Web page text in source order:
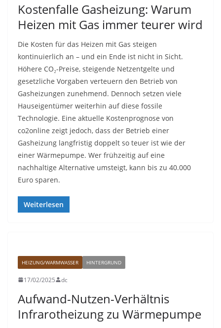
Kostenfalle Gasheizung: Warum
Heizen mit Gas immer teurer wird
Die Kosten für das Heizen mit Gas steigen
kontinuierlich an – und ein Ende ist nicht in Sicht.
Höhere CO₂-Preise, steigende Netzentgelte und
gesetzliche Vorgaben verteuern den Betrieb von
Gasheizungen zunehmend. Dennoch setzen viele
Hauseigentümer weiterhin auf diese fossile
Technologie. Eine aktuelle Kostenprognose von
co2online zeigt jedoch, dass der Betrieb einer
Gasheizung langfristig doppelt so teuer ist wie der
einer Wärmepumpe. Wer frühzeitig auf eine
nachhaltige Alternative umsteigt, kann bis zu 40.000
Euro sparen.
Weiterlesen
HEIZUNG/WARMWASSER HINTERGRUND
17/02/2025 dc
Aufwand-Nutzen-Verhältnis
Infrarotheizung zu Wärmepumpe